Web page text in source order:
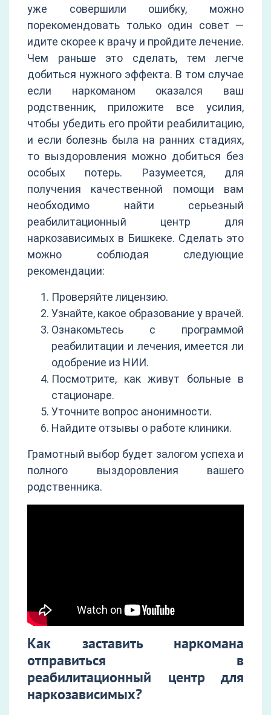
уже совершили ошибку, можно
порекомендовать только один совет —
идите скорее к врачу и пройдите лечение.
Чем раньше это сделать, тем легче
добиться нужного эффекта. В том случае
если наркоманом оказался ваш
родственник, приложите все усилия,
чтобы убедить его пройти реабилитацию,
и если болезнь была на ранних стадиях,
то выздоровления можно добиться без
особых потерь. Разумеется, для
получения качественной помощи вам
необходимо найти серьезный
реабилитационный центр для
наркозависимых в Бишкеке. Сделать это
можно соблюдая следующие
рекомендации:
Проверяйте лицензию.
Узнайте, какое образование у врачей.
Ознакомьтесь с программой
реабилитации и лечения, имеется ли
одобрение из НИИ.
Посмотрите, как живут больные в
стационаре.
Уточните вопрос анонимности.
Найдите отзывы о работе клиники.
Грамотный выбор будет залогом успеха и
полного выздоровления вашего
родственника.
Как заставить наркомана
отправиться в
реабилитационный центр для
наркозависимых?